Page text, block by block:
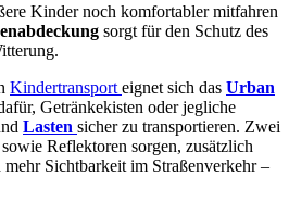
Kinder noch komfortabler mitfahren
sorgt für den Schutz des
Kindertransport eignet sich das Urban
Getränkekisten oder jegliche
Lasten sicher zu transportieren. Zwei
Reflektoren sorgen, zusätzlich
Sichtbarkeit im Straßenverkehr –